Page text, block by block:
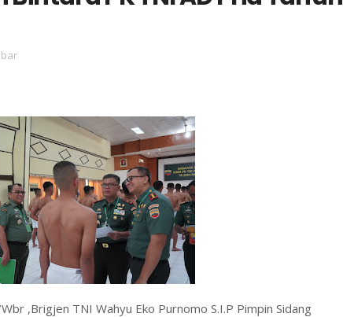
,Brigjen TNI Wahyu Eko Purnomo S.I.P Pimpin Sidang